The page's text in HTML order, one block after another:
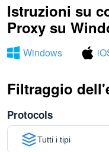
Istruzioni su
Proxy su
Windows
Filtraggio
Protocols
Tutti i tipi